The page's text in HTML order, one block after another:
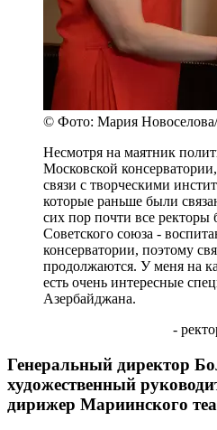
© Фото: Мария
Несмотря на маятник
Московской
связи с творческими
которые раньше были
сих пор почти все
Советского союза -
консерватории, поэтому
продолжаются. У меня на
есть очень интересные
Азербайджана.
-
Генеральный директор
художественный
дирижер Мариинского